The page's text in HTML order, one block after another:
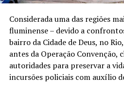
Considerada uma das regiões
fluminense – devido a
bairro da Cidade de Deus, no
antes da Operação Convenção,
autoridades para preservar a
incursões policiais com auxílio